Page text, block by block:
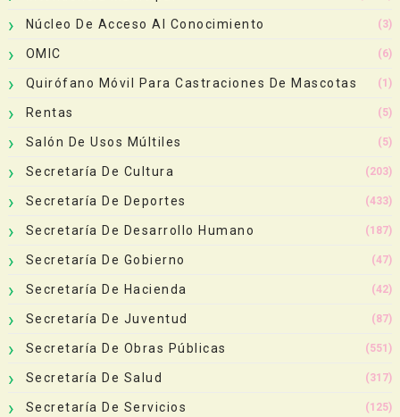
Núcleo De Acceso Al Conocimiento (3)
OMIC (6)
Quirófano Móvil Para Castraciones De Mascotas (1)
Rentas (5)
Salón De Usos Múltiles (5)
Secretaría De Cultura (203)
Secretaría De Deportes (433)
Secretaría De Desarrollo Humano (187)
Secretaría De Gobierno (47)
Secretaría De Hacienda (42)
Secretaría De Juventud (87)
Secretaría De Obras Públicas (551)
Secretaría De Salud (317)
Secretaría De Servicios (125)